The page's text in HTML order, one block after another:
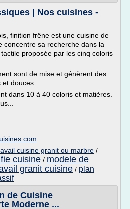
| Nos cuisines -
finition frêne est une cuisine de
concentre sa recherche dans la
proposée par les cinq coloris
sont de mise et génèrent des
douces.
dans 10 à 40 coloris et matières.
cuisine granit ou marbre /
cuisine / modele de
granit cuisine / plan
de Cuisine
Moderne ...